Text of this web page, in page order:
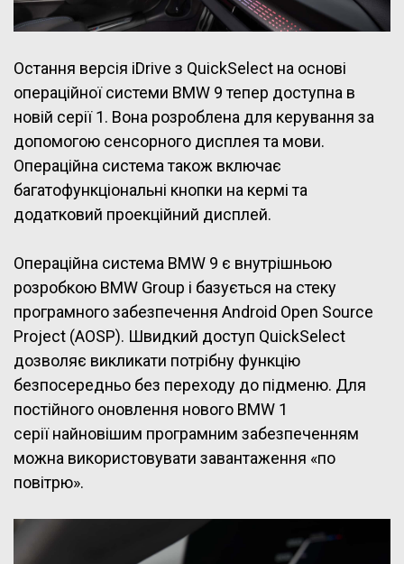
Остання версія iDrive з QuickSelect на основі
операційної системи BMW 9 тепер доступна в
новій серії 1. Вона розроблена для керування за
допомогою сенсорного дисплея та мови.
Операційна система також включає
багатофункціональні кнопки на кермі та
додатковий проекційний дисплей.
Операційна система BMW 9 є внутрішньою
розробкою BMW Group і базується на стеку
програмного забезпечення Android Open Source
Project (AOSP). Швидкий доступ QuickSelect
дозволяє викликати потрібну функцію
безпосередньо без переходу до підменю. Для
постійного оновлення нового BMW 1
серії найновішим програмним забезпеченням
можна використовувати завантаження «по
повітрю».